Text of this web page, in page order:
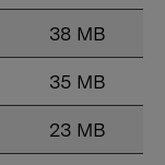
38 MB
35 MB
23 MB